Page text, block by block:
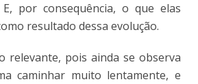
por consequência, o que elas
resultado dessa evolução.
relevante, pois ainda se observa
caminhar muito lentamente, e